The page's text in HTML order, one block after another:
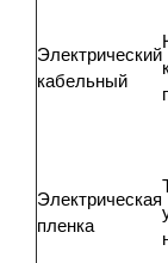
Электрический
кабельный
Электрическая
пленка